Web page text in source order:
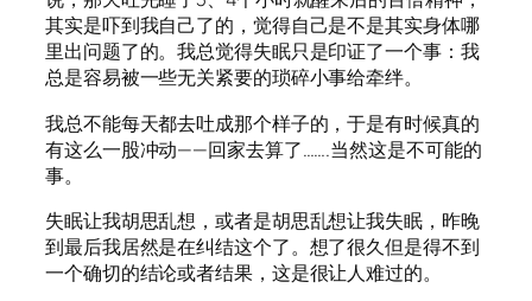
其实是吓到我自己了的，觉得自己是不是其实身体哪
里出问题了的。我总觉得失眠只是印证了一个事：我
总是容易被一些无关紧要的琐碎小事给牵绊。
我总不能每天都去吐成那个样子的，于是有时候真的
有这么一股冲动——回家去算了…….当然这是不可能的
事。
失眠让我胡思乱想，或者是胡思乱想让我失眠，昨晚
到最后我居然是在纠结这个了。想了很久但是得不到
一个确切的结论或者结果，这是很让人难过的。